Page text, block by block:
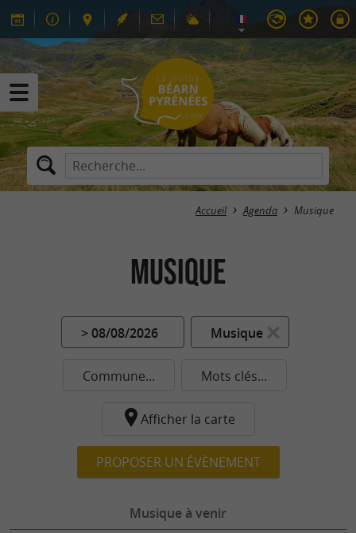
Accueil Agenda Musique
Musique
> 08/08/2026 Musique
Commune... Mots clés...
Afficher la carte
PROPOSER UN ÉVÈNEMENT
Musique à venir